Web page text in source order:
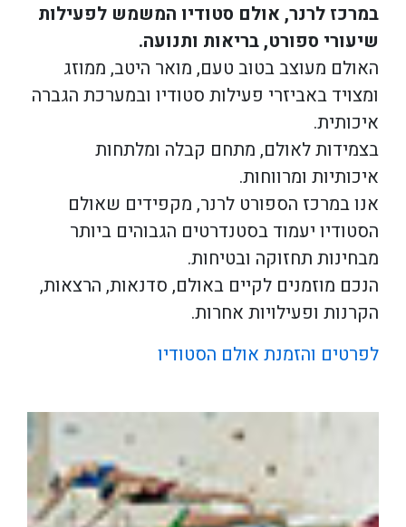
במרכז לרנר, אולם סטודיו המשמש לפעילות
שיעורי ספורט, בריאות ותנועה.
האולם מעוצב בטוב טעם, מואר היטב, ממוזג
ומצויד באביזרי פעילות סטודיו ובמערכת הגברה
איכותית.
בצמידות לאולם, מתחם קבלה ומלתחות
איכותיות ומרווחות.
אנו במרכז הספורט לרנר, מקפידים שאולם
הסטודיו יעמוד בסטנדרטים הגבוהים ביותר
מבחינות תחזוקה ובטיחות.
הנכם מוזמנים לקיים באולם, סדנאות, הרצאות,
הקרנות ופעילויות אחרות.
לפרטים והזמנת אולם הסטודיו